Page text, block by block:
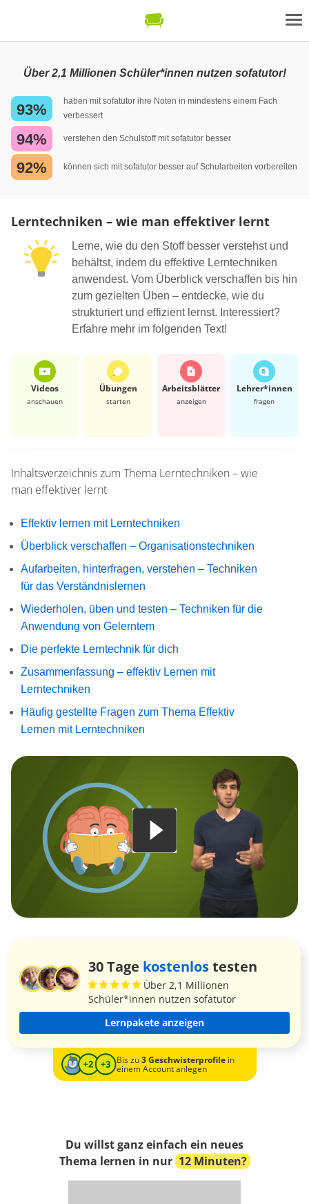
Über 2,1 Millionen Schüler*innen nutzen sofatutor!
93%
haben mit sofatutor ihre Noten in mindestens einem Fach
verbessert
94% verstehen den Schulstoff mit sofatutor besser
92% können sich mit sofatutor besser auf Schularbeiten vorbereiten
Lerntechniken – wie man effektiver lernt
Lerne, wie du den Stoff besser verstehst und
behältst, indem du effektive Lerntechniken
anwendest. Vom Überblick verschaffen bis hin
zum gezielten Üben – entdecke, wie du
strukturiert und effizient lernst. Interessiert?
Erfahre mehr im folgenden Text!
Videos
anschauen
Übungen
starten
Arbeits­blätter
anzeigen
Lehrer*​innen
fragen
Inhaltsverzeichnis zum Thema Lerntechniken – wie
man effektiver lernt
Effektiv lernen mit Lerntechniken
Überblick verschaffen – Organisationstechniken
Aufarbeiten, hinterfragen, verstehen – Techniken
für das Verständnislernen
Wiederholen, üben und testen – Techniken für die
Anwendung von Gelerntem
Die perfekte Lerntechnik für dich
Zusammenfassung – effektiv Lernen mit
Lerntechniken
Häufig gestellte Fragen zum Thema Effektiv
Lernen mit Lerntechniken
30 Tage kostenlostesten
Über 2,1 Millionen
Schüler*innen nutzen sofatutor
Lernpakete anzeigen
Bis zu3 Geschwisterprofilein
einem Account anlegen
Du willst ganz einfach ein neues
Thema lernen in nur 12 Minuten?